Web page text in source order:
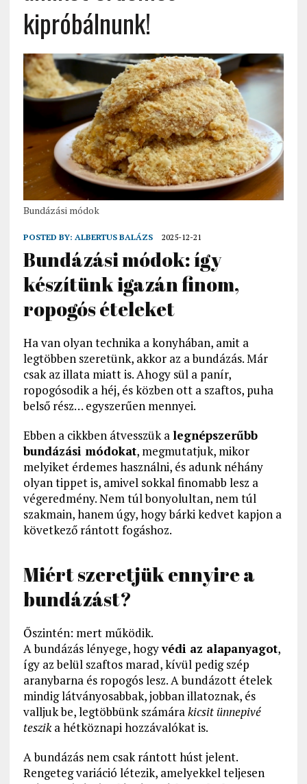
kipróbálnunk!
Bundázási módok
POSTED BY: ALBERTUS BALÁZS 2025-12-21
Bundázási módok: így
készítünk igazán finom,
ropogós ételeket
Ha van olyan technika a konyhában, amit a
legtöbben szeretünk, akkor az a bundázás. Már
csak az illata miatt is. Ahogy sül a panír,
ropogósodik a héj, és közben ott a szaftos, puha
belső rész… egyszerűen mennyei.
Ebben a cikkben átvesszük alegnépszerűbb
bundázási módokat, megmutatjuk, mikor
melyiket érdemes használni, és adunk néhány
olyan tippet is, amivel sokkal finomabb lesz a
végeredmény. Nem túl bonyolultan, nem túl
szakmain, hanem úgy, hogy bárki kedvet kapjon a
következő rántott fogáshoz.
Miért szeretjük ennyire a
bundázást?
Őszintén: mert működik.
A bundázás lényege, hogyvédi az alapanyagot,
így az belül szaftos marad, kívül pedig szép
aranybarna és ropogós lesz. A bundázott ételek
mindig látványosabbak, jobban illatoznak, és
valljuk be, legtöbbünk számárakicsit ünnepivé
teszika hétköznapi hozzávalókat is.
A bundázás nem csak rántott húst jelent.
Rengeteg variáció létezik, amelyekkel teljesen